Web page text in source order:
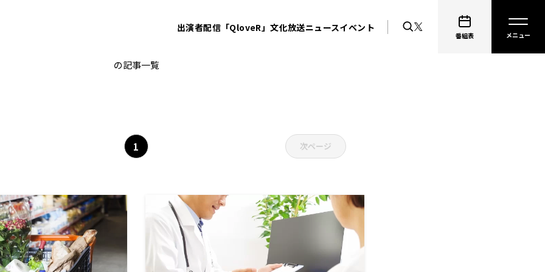
出演者配信「QloveR」文化放送ニュースイベント
番組表
の記事一覧
1 次ページ